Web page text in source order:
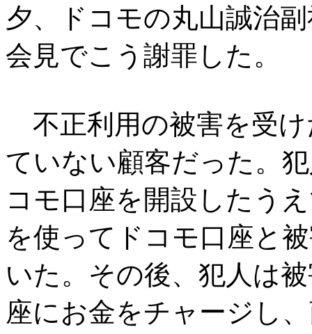
夕、ドコモの丸山誠治
会見でこう謝罪した。
不正利用の被害を受
ていない顧客だった。
コモ口座を開設したう
を使ってドコモ口座と
いた。その後、犯人は
座にお金をチャージし